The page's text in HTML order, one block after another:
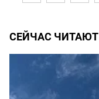
СЕЙЧАС ЧИТАЮТ